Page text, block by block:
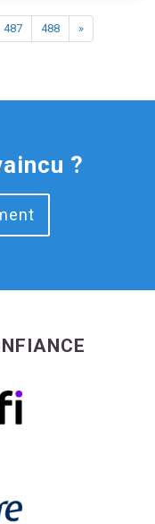
487 488 »
?